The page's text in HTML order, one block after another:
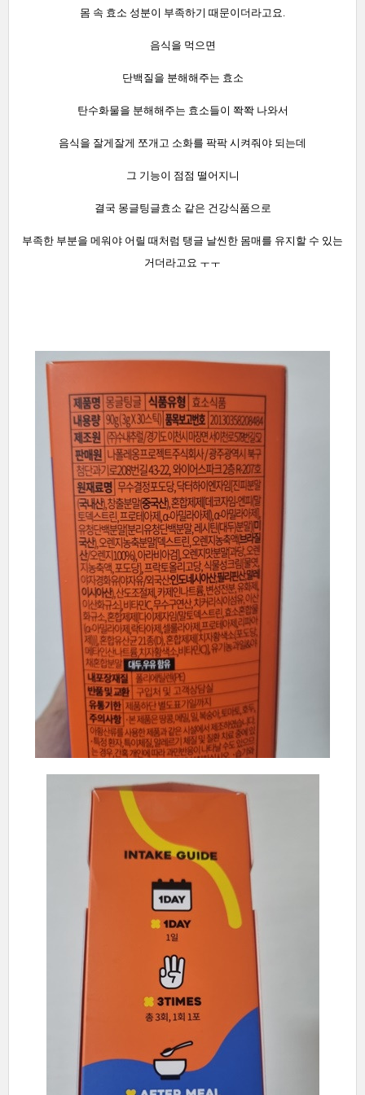
몸 속 효소 성분이 부족하기 때문이더라고요.
음식을 먹으면
단백질을 분해해주는 효소
탄수화물을 분해해주는 효소들이 쫙쫙 나와서
음식을 잘게잘게 쪼개고 소화를 팍팍 시켜줘야 되는데
그 기능이 점점 떨어지니
결국 몽글팅글효소 같은 건강식품으로
부족한 부분을 메워야 어릴 때처럼 탱글 날씬한 몸매를 유지할 수 있는
거더라고요 ㅜㅜ